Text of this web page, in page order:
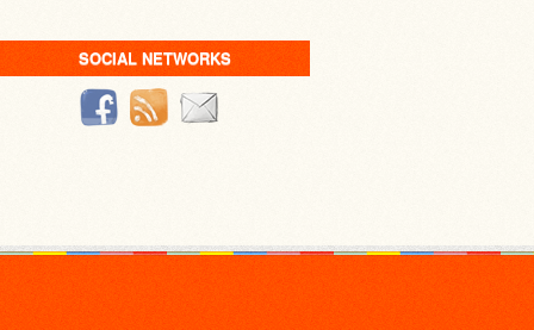
SOCIAL NETWORKS